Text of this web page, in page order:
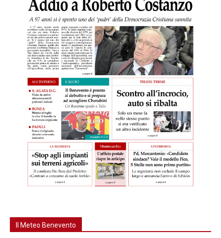
Il Meteo Benevento